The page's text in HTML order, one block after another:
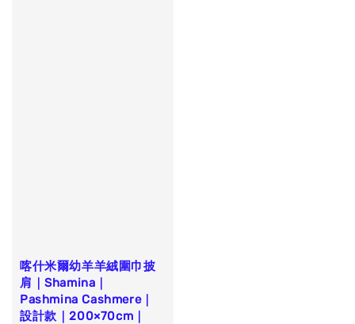
喀什米爾幼羊羊絨圍巾披
肩｜Shamina｜
Pashmina Cashmere｜
設計款｜200×70cm｜